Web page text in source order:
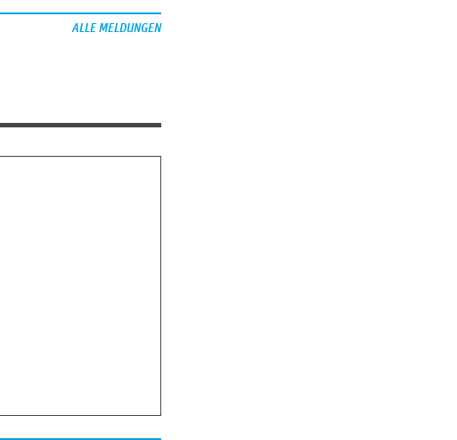
ALLE MELDUNGEN